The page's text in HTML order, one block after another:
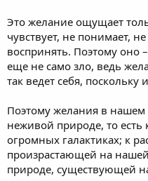
Это желание ощущает
чувствует, не понимает,
воспринять. Поэтому оно
еще не само зло, ведь
так ведет себя,
Поэтому желания в нашем
неживой природе, то есть
огромных галактиках; к
произрастающей на
природе, существующей